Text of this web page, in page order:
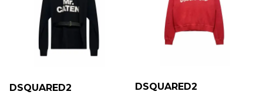
DSQUARED2 DSQUARED2